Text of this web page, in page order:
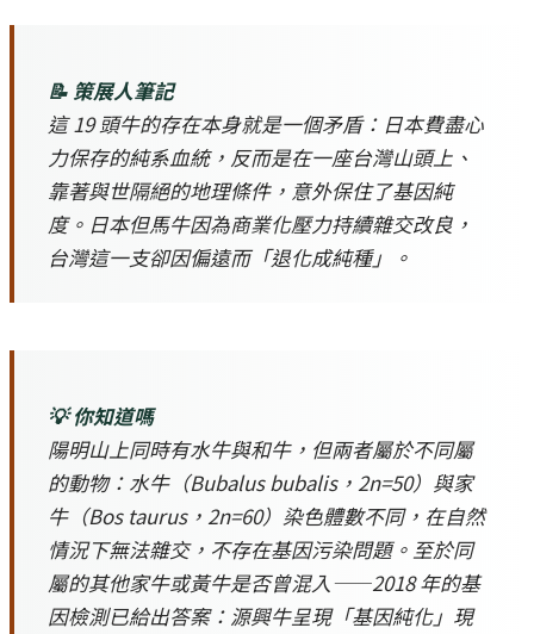
📝 策展人筆記
這 19 頭牛的存在本身就是一個矛盾：日本費盡心
力保存的純系血統，反而是在一座台灣山頭上、
靠著與世隔絕的地理條件，意外保住了基因純
度。日本但馬牛因為商業化壓力持續雜交改良，
台灣這一支卻因偏遠而「退化成純種」。
💡 你知道嗎
陽明山上同時有水牛與和牛，但兩者屬於不同屬
的動物：水牛（Bubalus bubalis，2n=50）與家
牛（Bos taurus，2n=60）染色體數不同，在自然
情況下無法雜交，不存在基因污染問題。至於同
屬的其他家牛或黃牛是否曾混入——2018 年的基
因檢測已給出答案：源興牛呈現「基因純化」現